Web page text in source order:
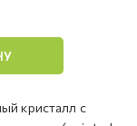
кристалл с